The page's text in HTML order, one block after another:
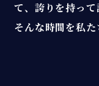
て、誇りを持って
そんな時間を私た